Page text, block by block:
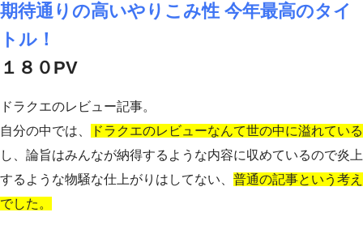
期待通りの高いやりこみ性 今年最高のタイ
トル！
１８０PV
ドラクエのレビュー記事。
自分の中では、
ドラクエのレビューなんて世の中に溢れている
し、論旨はみんなが納得するような内容に収めているので炎上
するような物騒な仕上がりはしてない、 普通の記事という考え
でした。